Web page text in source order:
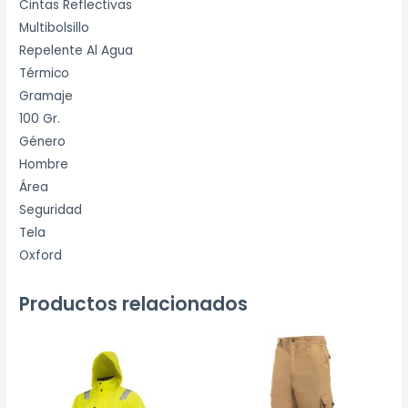
Cintas Reflectivas
Multibolsillo
Repelente Al Agua
Térmico
Gramaje
100 Gr.
Género
Hombre
Área
Seguridad
Tela
Oxford
Productos relacionados